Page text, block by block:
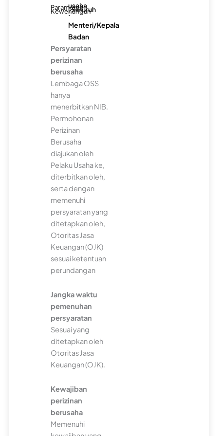
usaha
Parameter: Seluruh
Kewenangan
:
Menteri/Kepala
Badan
Persyaratan
perizinan
berusaha
Lembaga OSS
hanya
menerbitkan NIB.
Permohonan
Perizinan
Berusaha
diajukan oleh
Pelaku Usaha ke,
diterbitkan oleh,
serta dengan
memenuhi
persyaratan yang
ditetapkan oleh,
Otoritas Jasa
Keuangan (OJK)
sesuai ketentuan
perundangan
Jangka waktu
pemenuhan
persyaratan
Sesuai yang
ditetapkan oleh
Otoritas Jasa
Keuangan (OJK).
Kewajiban
perizinan
berusaha
Memenuhi